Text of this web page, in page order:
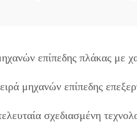
επίπεδης πλάκας με
μηχανών επίπεδης
σχεδιασμένη